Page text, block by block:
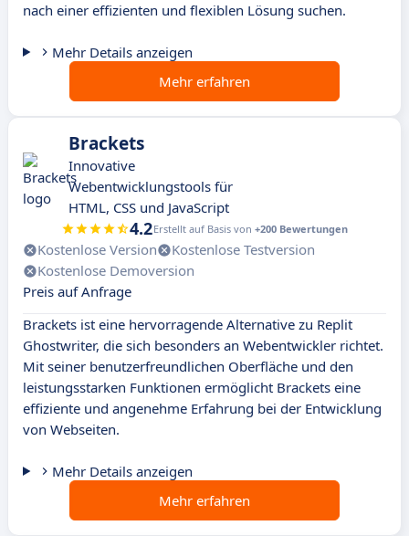
nach einer effizienten und flexiblen Lösung suchen.
Mehr Details anzeigen
Mehr erfahren
Brackets
Innovative
Webentwicklungstools für
HTML, CSS und JavaScript
4.2Erstellt auf Basis von +200 Bewertungen
Kostenlose Version
Kostenlose Testversion
Kostenlose Demoversion
Preis auf Anfrage
Brackets ist eine hervorragende Alternative zu Replit
Ghostwriter, die sich besonders an Webentwickler richtet.
Mit seiner benutzerfreundlichen Oberfläche und den
leistungsstarken Funktionen ermöglicht Brackets eine
effiziente und angenehme Erfahrung bei der Entwicklung
von Webseiten.
Mehr Details anzeigen
Mehr erfahren